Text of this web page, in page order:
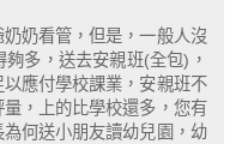
奶看管，但是，一般人沒
多，送去安親班(全包)，
應付學校課業，安親班不
，上的比學校還多，您有
何送小朋友讀幼兒園，幼